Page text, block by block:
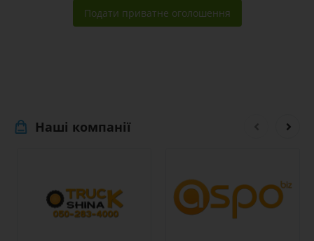
Подати приватне оголошення
Наші компанії